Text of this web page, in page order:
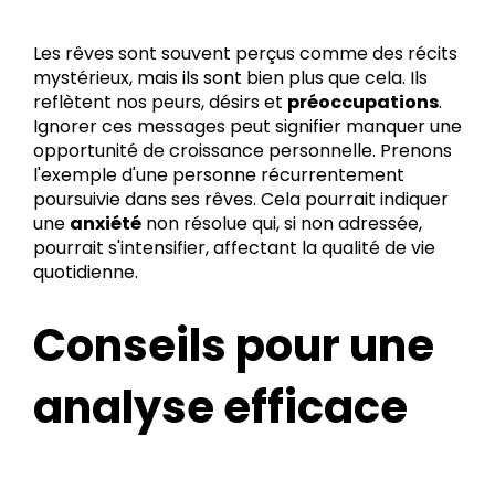
Les rêves sont souvent perçus comme des récits
mystérieux, mais ils sont bien plus que cela. Ils
reflètent nos peurs, désirs et préoccupations.
Ignorer ces messages peut signifier manquer une
opportunité de croissance personnelle. Prenons
l'exemple d'une personne récurrentement
poursuivie dans ses rêves. Cela pourrait indiquer
une anxiéténon résolue qui, si non adressée,
pourrait s'intensifier, affectant la qualité de vie
quotidienne.
Conseils pour une
analyse efficace